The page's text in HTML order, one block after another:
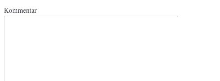
Kommentar